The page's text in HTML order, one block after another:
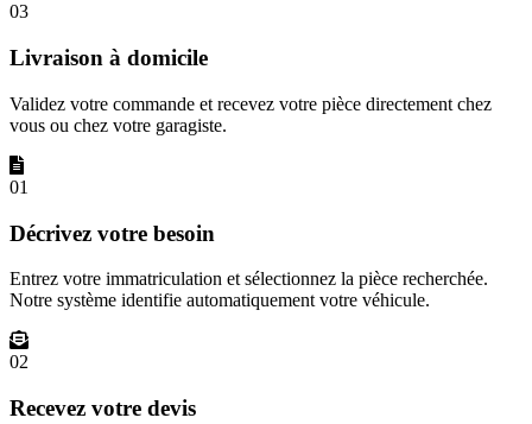
03
Livraison à domicile
Validez votre commande et recevez votre pièce directement chez
vous ou chez votre garagiste.
01
Décrivez votre besoin
Entrez votre immatriculation et sélectionnez la pièce recherchée.
Notre système identifie automatiquement votre véhicule.
02
Recevez votre devis